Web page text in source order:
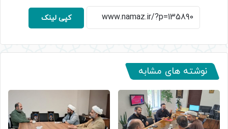
کپی لینک
نوشته های مشابه